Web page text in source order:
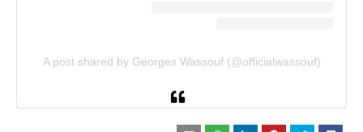
A post shared by Georges Wassouf (@officialwassouf)